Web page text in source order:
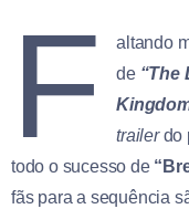
F
altando
de “The
trailerdo
todo o sucesso de
fãs para a sequência